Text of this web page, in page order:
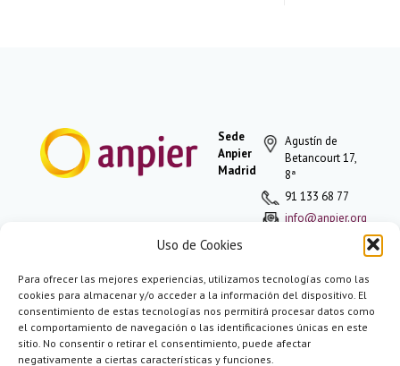
Uso de Cookies
Para ofrecer las mejores experiencias, utilizamos tecnologías como las
cookies para almacenar y/o acceder a la información del dispositivo. El
consentimiento de estas tecnologías nos permitirá procesar datos como
el comportamiento de navegación o las identificaciones únicas en este
sitio. No consentir o retirar el consentimiento, puede afectar
negativamente a ciertas características y funciones.
Sede
Anpier
Madrid
Agustín de
Betancourt 17,
8ª
91 133 68 77
info@anpier.org
Política de
privacidad
Aviso legal
Aviso de
cookies